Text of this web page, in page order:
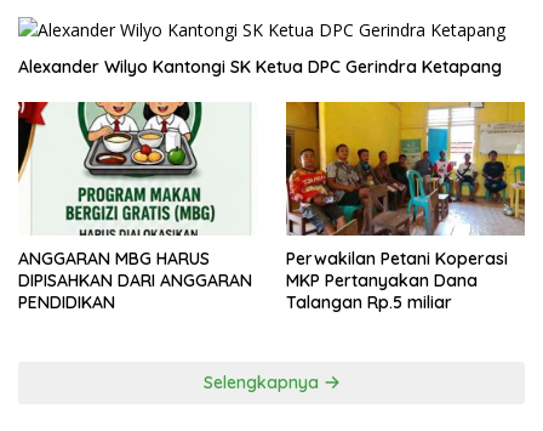
Alexander Wilyo Kantongi SK Ketua DPC Gerindra Ketapang
ANGGARAN MBG HARUS
DIPISAHKAN DARI ANGGARAN
PENDIDIKAN
Perwakilan Petani Koperasi
MKP Pertanyakan Dana
Talangan Rp.5 miliar
Selengkapnya